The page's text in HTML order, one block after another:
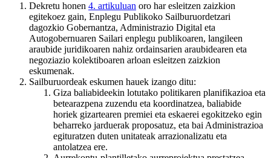
Dekretu honen 4. artikuluan oro har esleitzen zaizkion
egitekoez gain, Enplegu Publikoko Sailburuordetzari
dagozkio Gobernantza, Administrazio Digital eta
Autogobernuaren Sailari enplegu publikoaren, langileen
araubide juridikoaren nahiz ordainsarien araubidearen eta
negoziazio kolektiboaren arloan esleitzen zaizkion
eskumenak.
Sailburuordeak eskumen hauek izango ditu:
Giza baliabideekin lotutako politikaren planifikazioa eta
betearazpena zuzendu eta koordinatzea, baliabide
horiek gizartearen premiei eta eskaerei egokitzeko egin
beharreko jarduerak proposatuz, eta bai Administrazioa
egituratzen duten unitateak arrazionalizatu eta
antolatzea ere.